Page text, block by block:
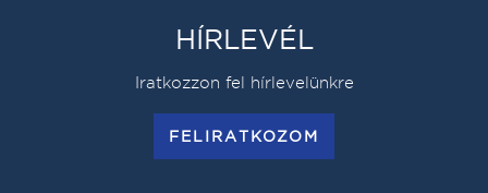
HÍRLEVÉL
Iratkozzon fel hírlevelünkre
FELIRATKOZOM